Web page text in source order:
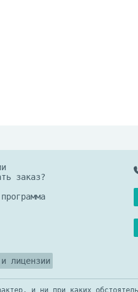
заказ?
лицензии
и ни при каких